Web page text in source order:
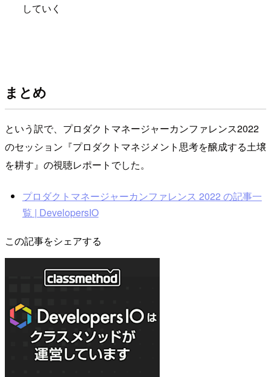
していく
まとめ
という訳で、プロダクトマネージャーカンファレンス2022
のセッション『プロダクトマネジメント思考を醸成する土壌
を耕す』の視聴レポートでした。
プロダクトマネージャーカンファレンス 2022 の記事一
覧 | DevelopersIO
この記事をシェアする